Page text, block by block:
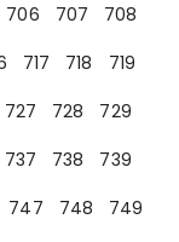
706 707
708
717 718
719
727 728
729
737 738
739
747 748
749